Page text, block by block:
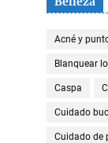
Acné y
Blanquear
Caspa
Cuidado
Cuidado de